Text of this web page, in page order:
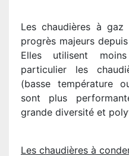
Les chaudières à
progrès majeurs
Elles utilisent
particulier les
(basse température
sont plus
grande diversité et
Les chaudières à